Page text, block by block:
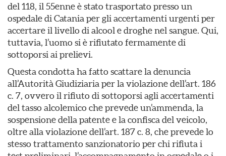
del 118, il 55enne è stato trasportato presso un
ospedale di Catania per gli accertamenti urgenti per
accertare il livello di alcool e droghe nel sangue. Qui,
tuttavia, l’uomo si è rifiutato fermamente di
sottoporsi ai prelievi.
Questa condotta ha fatto scattare la denuncia
all’Autorità Giudiziaria per la violazione dell’art. 186
c. 7, ovvero il rifiuto di sottoporsi agli accertamenti
del tasso alcolemico che prevede un’ammenda, la
sospensione della patente e la confisca del veicolo,
oltre alla violazione dell’art. 187 c. 8, che prevede lo
stesso trattamento sanzionatorio per chi rifiuta i